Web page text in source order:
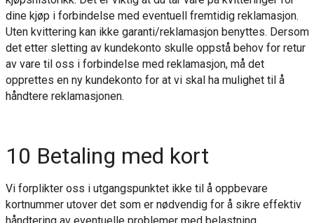
dine kjøp i forbindelse med eventuell fremtidig reklamasjon.
Uten kvittering kan ikke garanti/reklamasjon benyttes. Dersom
det etter sletting av kundekonto skulle oppstå behov for retur
av vare til oss i forbindelse med reklamasjon, må det
opprettes en ny kundekonto for at vi skal ha mulighet til å
håndtere reklamasjonen.
10 Betaling med kort
Vi forplikter oss i utgangspunktet ikke til å oppbevare
kortnummer utover det som er nødvendig for å sikre effektiv
håndtering av eventuelle problemer med belastning,